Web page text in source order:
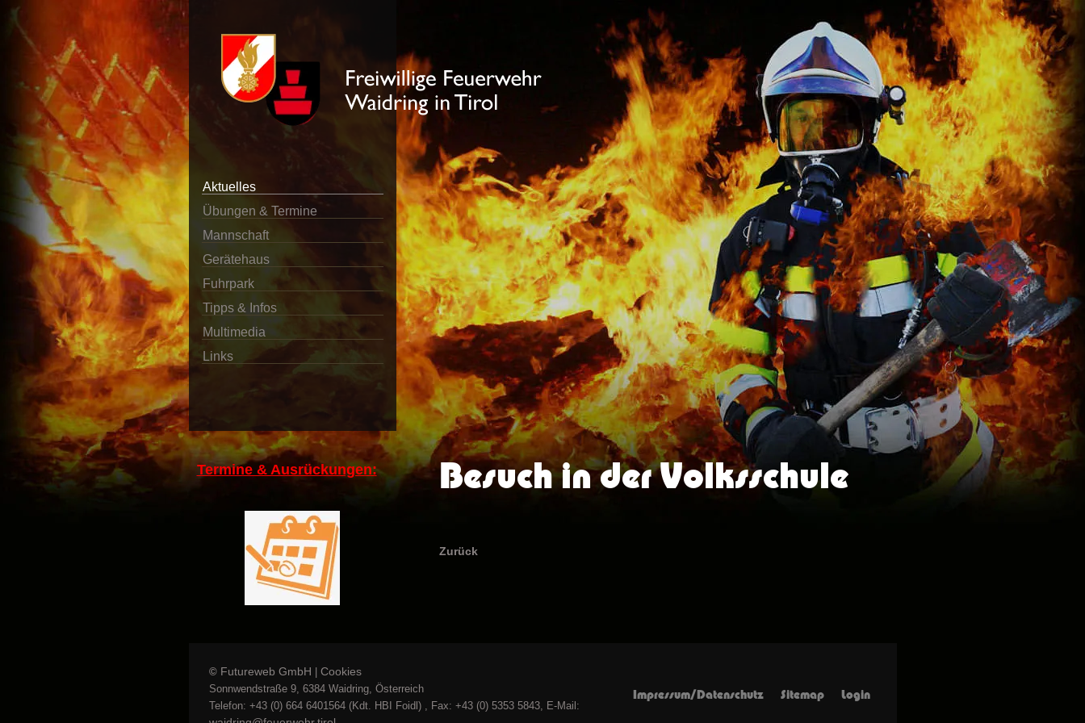
Aktuelles
Übungen & Termine
Mannschaft
Gerätehaus
Fuhrpark
Tipps & Infos
Multimedia
Links
Termine & Ausrückungen: Besuch in der Volksschule
Zurück
© Futureweb GmbH | Cookies
Sonnwendstraße 9, 6384 Waidring, Österreich
Telefon: +43 (0) 664 6401564 (Kdt. HBI Foidl) , Fax: +43 (0) 5353 5843, E-Mail:
Impressum/Datenschutz Sitemap Login